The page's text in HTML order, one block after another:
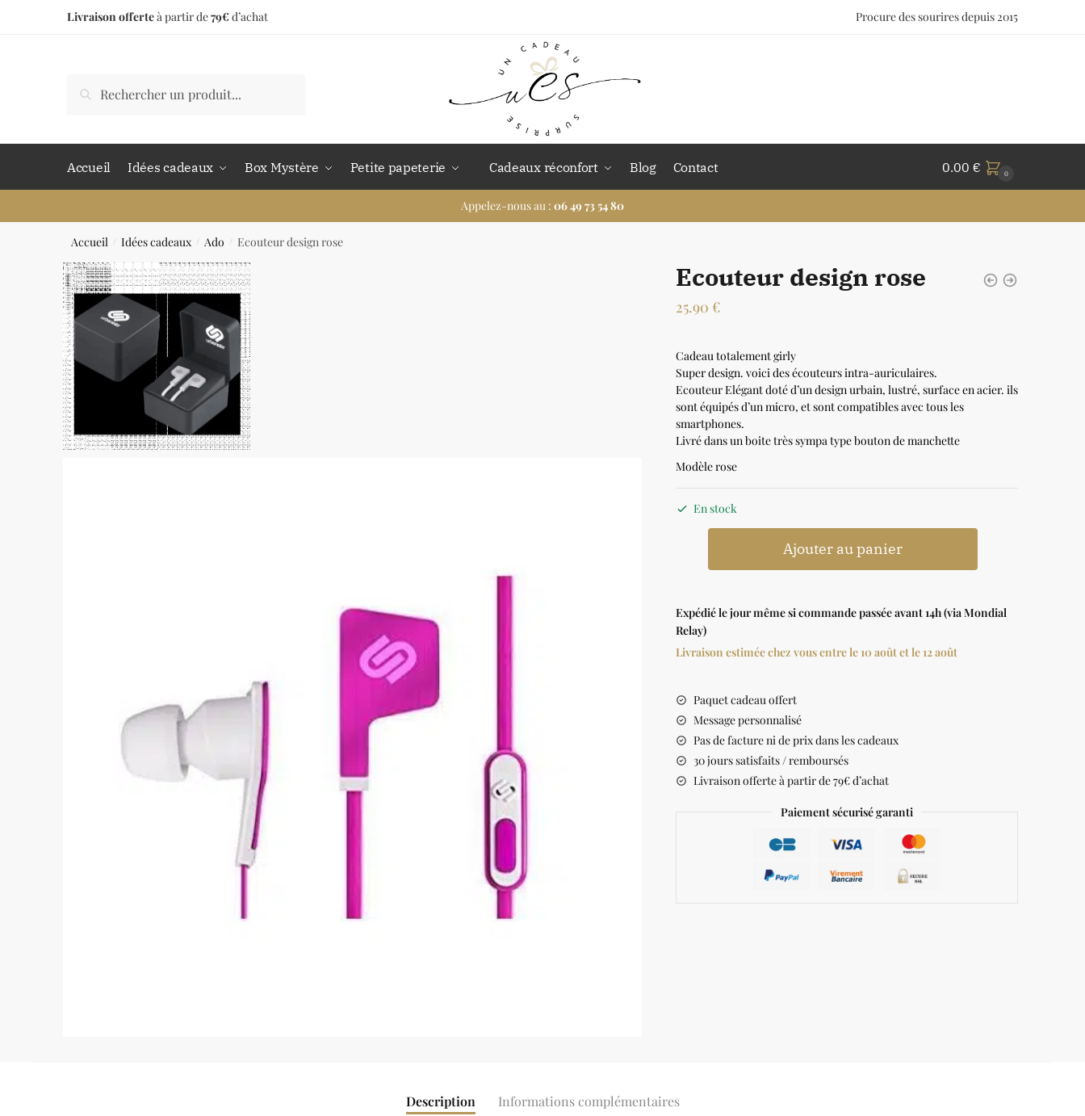
Livraison offerteà partir de79€d’achat Procure des sourires depuis 2015
Accueil Idées cadeaux Box Mystère Petite papeterie Cadeaux réconfort Blog Contact 0.00 € 0
Appelez-nous au : 06 49 73 54 80
Accueil / Idées cadeaux / Ado / Ecouteur design rose
Ecouteur design rose
25.90 €
Cadeau totalement girly
Super design. voici des écouteurs intra-auriculaires.
Ecouteur Elégant doté d’un design urbain, lustré, surface en acier. ils
sont équipés d’un micro, et sont compatibles avec tous les
smartphones.
Livré dans un boite très sympa type bouton de manchette
Modèle rose
En stock
Ajouter au panier
Expédié le jour même si commande passée avant 14h (via Mondial
Relay)
Livraison estimée chez vous entre le 10 août et le 12 août
Paquet cadeau offert
Message personnalisé
Pas de facture ni de prix dans les cadeaux
30 jours satisfaits / remboursés
Livraison offerte à partir de 79€ d’achat
Paiement sécurisé garanti
Description Informations complémentaires